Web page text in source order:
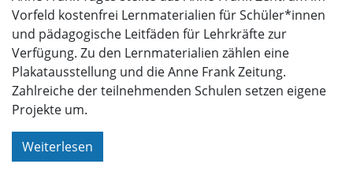
Vorfeld kostenfrei Lernmaterialien für Schüler*innen
und pädagogische Leitfäden für Lehrkräfte zur
Verfügung. Zu den Lernmaterialien zählen eine
Plakatausstellung und die Anne Frank Zeitung.
Zahlreiche der teilnehmenden Schulen setzen eigene
Projekte um.
Weiterlesen